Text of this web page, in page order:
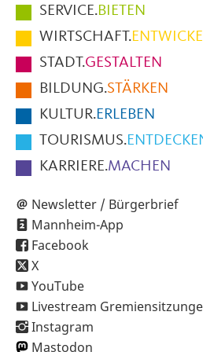
Hauptmenüpunkte
im
Fußbereich
der
Seite
SERVICE.BIETEN
WIRTSCHAFT.
STADT.GESTALTEN
BILDUNG.STÄRKEN
KULTUR.ERLEBEN
TOURISMUS.
KARRIERE.MACHEN
Newsletter / Bürgerbrief
Mannheim-App
Facebook
X
YouTube
Livestream
Instagram
Mastodon